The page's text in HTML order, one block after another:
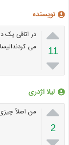
نویسنده

11

در اتاقی یک
می کردندالیسا
لیلا اژدری

2
من اصلاً